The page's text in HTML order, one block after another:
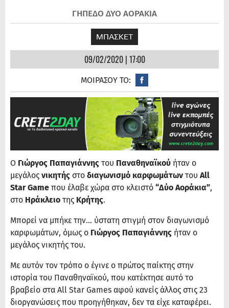
ΓΗΠΕΔΟ ΔΥΟ ΑΟΡΑΚΙΑ
ΜΠΑΣΚΕΤ
09/02/2020 | 17:00
ΜΟΙΡΑΣΟΥ ΤΟ:
Ο Γιώργος Παπαγιάννης του Παναθηναϊκού ήταν ο
μεγάλος νικητής στο διαγωνισμό καρφωμάτων του All
Star Game που έλαβε χώρα στο κλειστό “Δύο Αοράκια”,
στο Ηράκλειο της Κρήτης.
Μπορεί να μπήκε την… ύστατη στιγμή στον διαγωνισμό
καρφωμάτων, όμως ο Γιώργος Παπαγιάννης ήταν ο
μεγάλος νικητής του.
Με αυτόν τον τρόπο ο έγινε ο πρώτος παίκτης στην
ιστορία του Παναθηναϊκού, που κατέκτησε αυτό το
βραβείο στα All Star Games αφού κανείς άλλος στις 23
διοργανώσεις που προηγήθηκαν, δεν τα είχε καταφέρει.